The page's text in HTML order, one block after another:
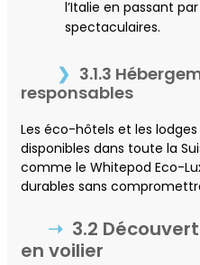
l’Italie en passant
spectaculaires.
3.1.3
responsables
Les éco-hôtels et les
disponibles dans toute la
comme le Whitepod Eco-
durables sans
3.2
en voilier